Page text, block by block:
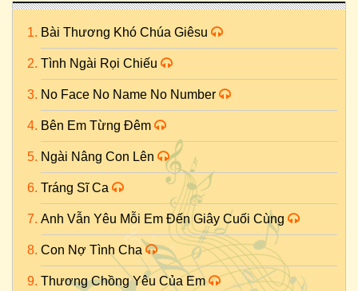
Bài Thương Khó Chúa Giêsu
Tình Ngài Rọi Chiếu
No Face No Name No Number
Bên Em Từng Đêm
Ngài Nâng Con Lên
Tráng Sĩ Ca
Anh Vẫn Yêu Mỗi Em Đến Giây Cuối Cùng
Con Nợ Tình Cha
Thương Chồng Yêu Của Em